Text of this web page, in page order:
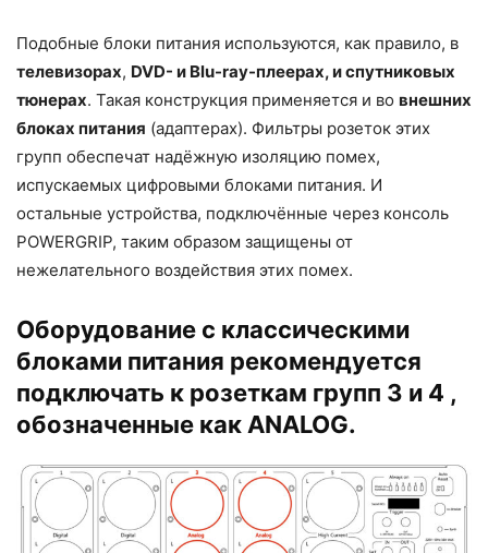
Подобные блоки питания используются, как правило, в
телевизорах, DVD- и Blu-ray-плеерах, и спутниковых
тюнерах. Такая конструкция применяется и во внешних
блоках питания (адаптерах). Фильтры розеток этих
групп обеспечат надёжную изоляцию помех,
испускаемых цифровыми блоками питания. И
остальные устройства, подключённые через консоль
POWERGRIP, таким образом защищены от
нежелательного воздействия этих помех.
Оборудование с классическими
блоками питания рекомендуется
подключать к розеткам групп 3 и 4 ,
обозначенные как ANALOG.